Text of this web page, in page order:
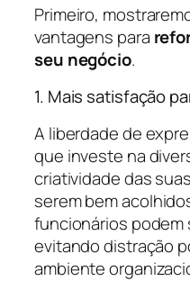
Primeiro,
vantagens para
seu negócio.
1. Mais satisfação
A liberdade de
que investe na
criatividade das
serem bem
funcionários podem
evitando distração
ambiente